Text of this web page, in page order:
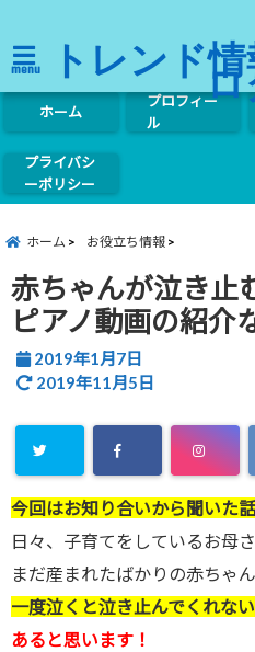
menu トレンドロ
ホーム
プロフィー
ル
プライバシ
ーポリシー
ホーム お役立ち情報
赤ちゃんが泣き止
ピアノ動画の紹介
2019年1月7日
2019年11月5日
今回はお知り合いから聞いた話
日々、子育てをしているお母
まだ産まれたばかりの赤ちゃ
一度泣くと泣き止んでくれな
あると思います！